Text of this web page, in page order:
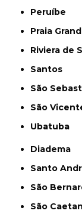
Peruíbe
Praia
Riviera de
Santos
São
São
Ubatuba
Diadema
Santo
São
São